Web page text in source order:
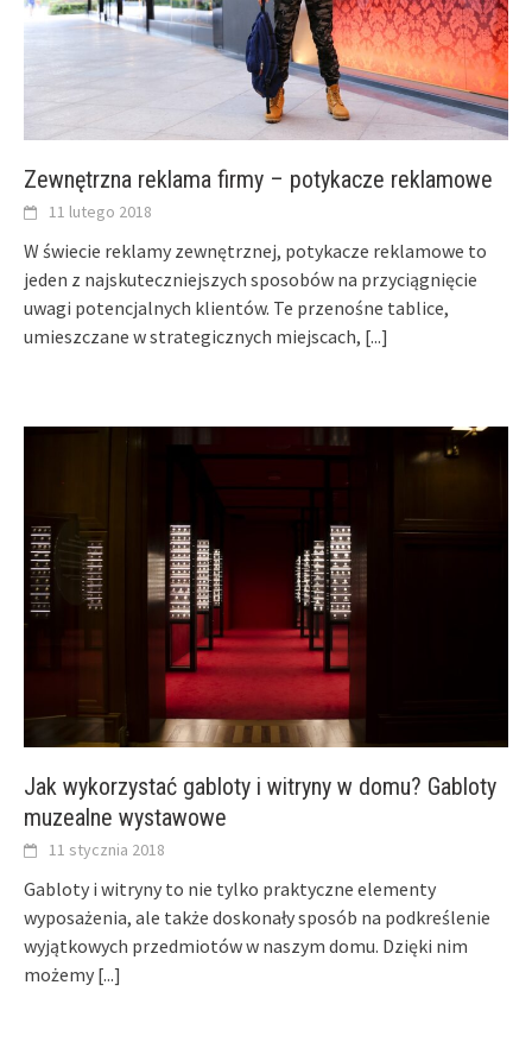
Zewnętrzna reklama firmy – potykacze reklamowe
11 lutego 2018
W świecie reklamy zewnętrznej, potykacze reklamowe to
jeden z najskuteczniejszych sposobów na przyciągnięcie
uwagi potencjalnych klientów. Te przenośne tablice,
umieszczane w strategicznych miejscach, [...]
Jak wykorzystać gabloty i witryny w domu? Gabloty
muzealne wystawowe
11 stycznia 2018
Gabloty i witryny to nie tylko praktyczne elementy
wyposażenia, ale także doskonały sposób na podkreślenie
wyjątkowych przedmiotów w naszym domu. Dzięki nim
możemy [...]